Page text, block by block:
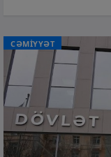
CƏMİYYƏT